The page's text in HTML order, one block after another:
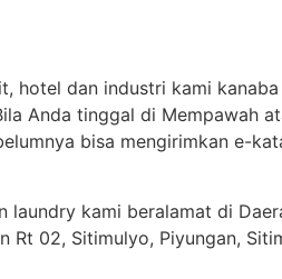
hotel dan industri kami
Anda tinggal di Mempawah
bisa mengirimkan e-
laundry kami beralamat di
02, Sitimulyo, Piyungan,